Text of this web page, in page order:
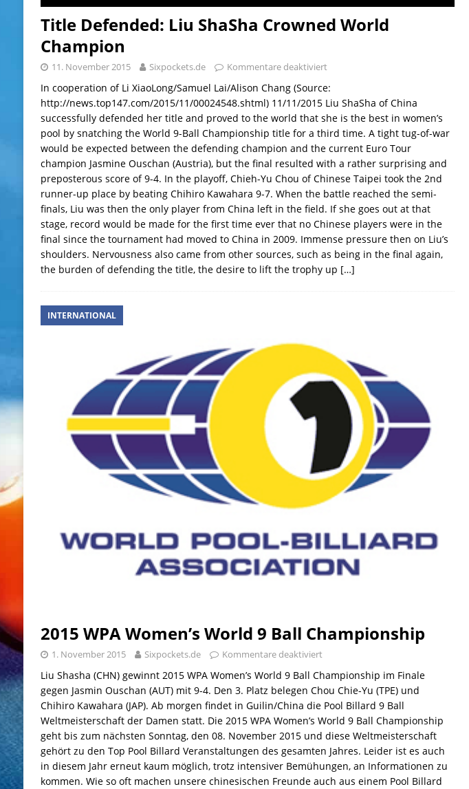
Title Defended: Liu ShaSha Crowned World
Champion
11. November 2015 Sixpockets.de Kommentare deaktiviert
In cooperation of Li XiaoLong/Samuel Lai/Alison Chang (Source:
http://news.top147.com/2015/11/00024548.shtml) 11/11/2015 Liu ShaSha of China
successfully defended her title and proved to the world that she is the best in women’s
pool by snatching the World 9-Ball Championship title for a third time. A tight tug-of-war
would be expected between the defending champion and the current Euro Tour
champion Jasmine Ouschan (Austria), but the final resulted with a rather surprising and
preposterous score of 9-4. In the playoff, Chieh-Yu Chou of Chinese Taipei took the 2nd
runner-up place by beating Chihiro Kawahara 9-7. When the battle reached the semi-
finals, Liu was then the only player from China left in the field. If she goes out at that
stage, record would be made for the first time ever that no Chinese players were in the
final since the tournament had moved to China in 2009. Immense pressure then on Liu’s
shoulders. Nervousness also came from other sources, such as being in the final again,
the burden of defending the title, the desire to lift the trophy up […]
INTERNATIONAL
2015 WPA Women’s World 9 Ball Championship
1. November 2015 Sixpockets.de Kommentare deaktiviert
Liu Shasha (CHN) gewinnt 2015 WPA Women’s World 9 Ball Championship im Finale
gegen Jasmin Ouschan (AUT) mit 9-4. Den 3. Platz belegen Chou Chie-Yu (TPE) und
Chihiro Kawahara (JAP). Ab morgen findet in Guilin/China die Pool Billard 9 Ball
Weltmeisterschaft der Damen statt. Die 2015 WPA Women’s World 9 Ball Championship
geht bis zum nächsten Sonntag, den 08. November 2015 und diese Weltmeisterschaft
gehört zu den Top Pool Billard Veranstaltungen des gesamten Jahres. Leider ist es auch
in diesem Jahr erneut kaum möglich, trotz intensiver Bemühungen, an Informationen zu
kommen. Wie so oft machen unsere chinesischen Freunde auch aus einem Pool Billard